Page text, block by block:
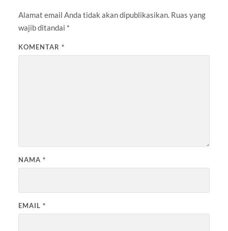
Alamat email Anda tidak akan dipublikasikan. Ruas yang
wajib ditandai *
KOMENTAR *
NAMA *
EMAIL *